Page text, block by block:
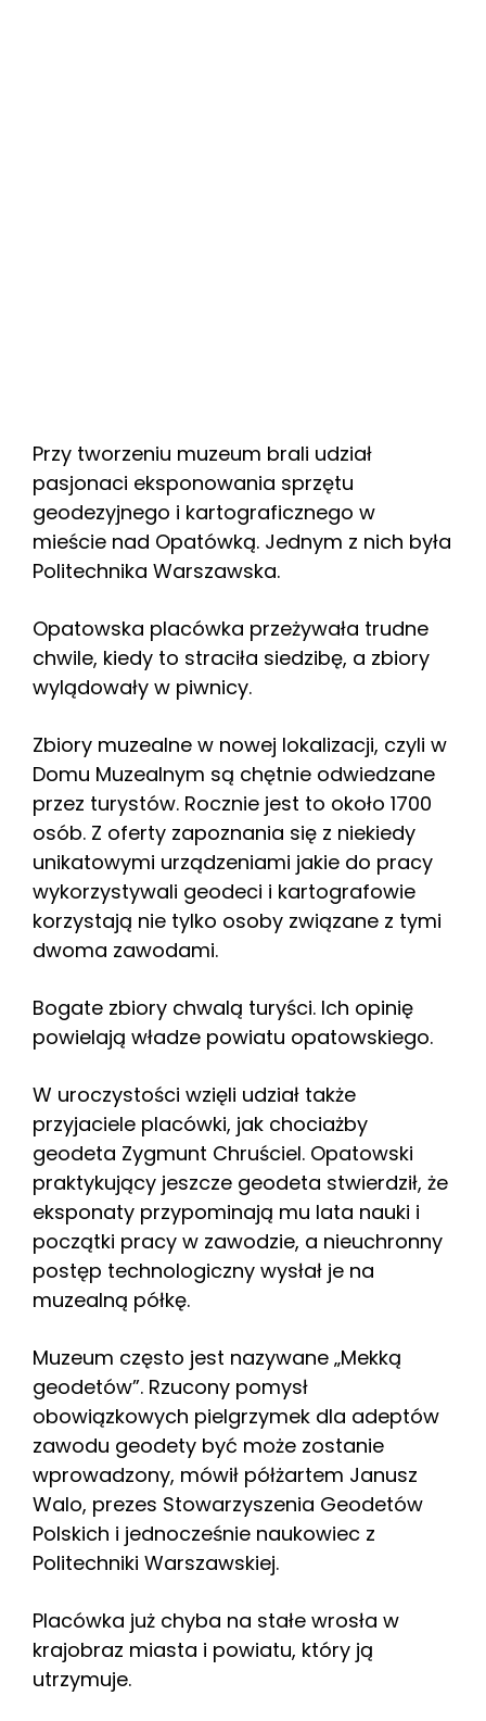
Przy tworzeniu muzeum brali udział
pasjonaci eksponowania sprzętu
geodezyjnego i kartograficznego w
mieście nad Opatówką. Jednym z nich była
Politechnika Warszawska.
Opatowska placówka przeżywała trudne
chwile, kiedy to straciła siedzibę, a zbiory
wylądowały w piwnicy.
Zbiory muzealne w nowej lokalizacji, czyli w
Domu Muzealnym są chętnie odwiedzane
przez turystów. Rocznie jest to około 1700
osób. Z oferty zapoznania się z niekiedy
unikatowymi urządzeniami jakie do pracy
wykorzystywali geodeci i kartografowie
korzystają nie tylko osoby związane z tymi
dwoma zawodami.
Bogate zbiory chwalą turyści. Ich opinię
powielają władze powiatu opatowskiego.
W uroczystości wzięli udział także
przyjaciele placówki, jak chociażby
geodeta Zygmunt Chruściel. Opatowski
praktykujący jeszcze geodeta stwierdził, że
eksponaty przypominają mu lata nauki i
początki pracy w zawodzie, a nieuchronny
postęp technologiczny wysłał je na
muzealną półkę.
Muzeum często jest nazywane „Mekką
geodetów”. Rzucony pomysł
obowiązkowych pielgrzymek dla adeptów
zawodu geodety być może zostanie
wprowadzony, mówił półżartem Janusz
Walo, prezes Stowarzyszenia Geodetów
Polskich i jednocześnie naukowiec z
Politechniki Warszawskiej.
Placówka już chyba na stałe wrosła w
krajobraz miasta i powiatu, który ją
utrzymuje.